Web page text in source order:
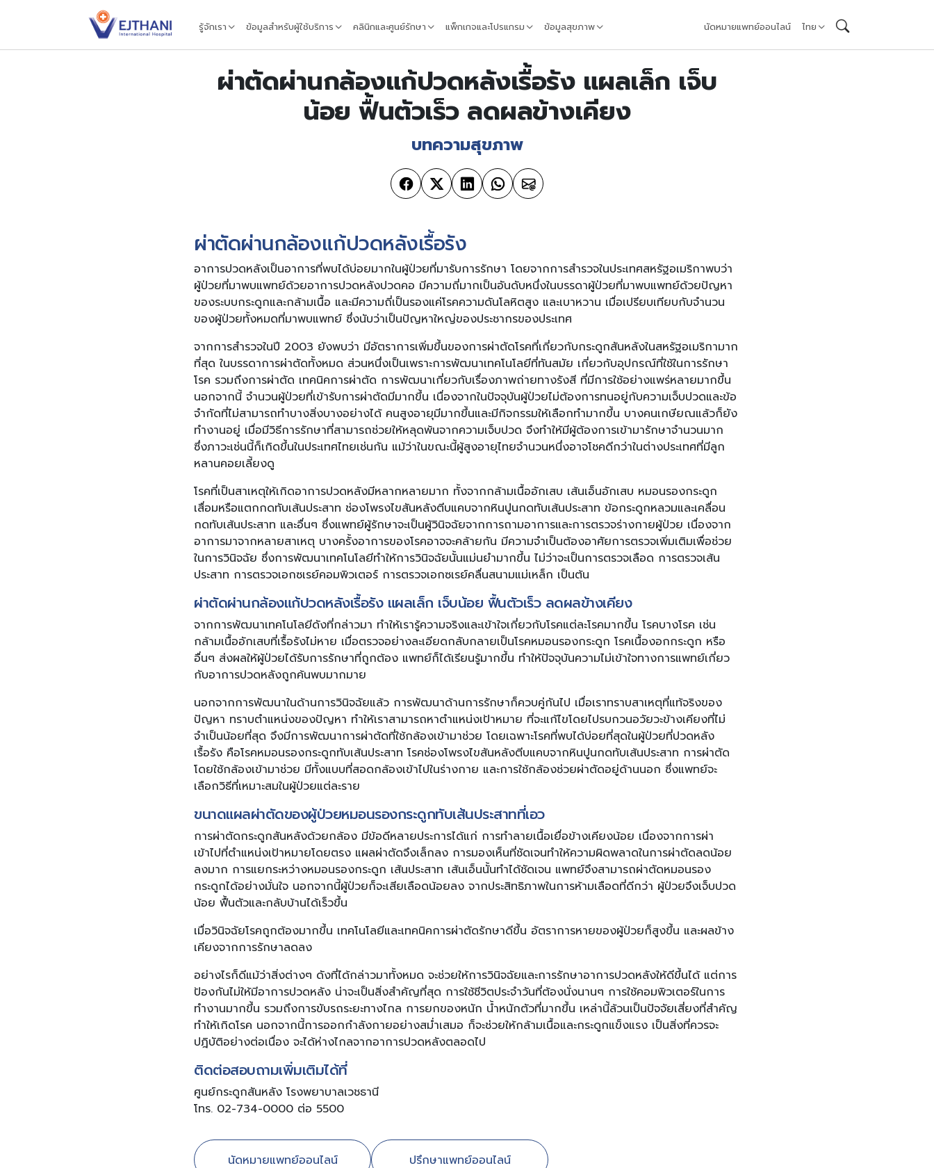
รู้จักเรา ข้อมูลสำหรับผู้ใช้บริการ คลินิกและศูนย์รักษา แพ็กเกจและโปรแกรม ข้อมูลสุขภาพ นัดหมายแพทย์ออนไลน์ ไทย
ผ่าตัดผ่านกล้องแก้ปวดหลังเรื้อรัง แผลเล็ก เจ็บ
น้อย ฟื้นตัวเร็ว ลดผลข้างเคียง
บทความสุขภาพ
ผ่าตัดผ่านกล้องแก้ปวดหลังเรื้อรัง
อาการปวดหลังเป็นอาการที่พบได้บ่อยมากในผู้ป่วยที่มารับการรักษา โดยจากการสำรวจในประเทศสหรัฐอเมริกาพบว่า
ผู้ป่วยที่มาพบแพทย์ด้วยอาการปวดหลังปวดคอ มีความถี่มากเป็นอันดับหนึ่งในบรรดาผู้ป่วยที่มาพบแพทย์ด้วยปัญหา
ของระบบกระดูกและกล้ามเนื้อ และมีความถี่เป็นรองแค่โรคความดันโลหิตสูง และเบาหวาน เมื่อเปรียบเทียบกับจำนวน
ของผู้ป่วยทั้งหมดที่มาพบแพทย์ ซึ่งนับว่าเป็นปัญหาใหญ่ของประชากรของประเทศ
จากการสำรวจในปี 2003 ยังพบว่า มีอัตราการเพิ่มขึ้นของการผ่าตัดโรคที่เกี่ยวกับกระดูกสันหลังในสหรัฐอเมริกามาก
ที่สุด ในบรรดาการผ่าตัดทั้งหมด ส่วนหนึ่งเป็นเพราะการพัฒนาเทคโนโลยีที่ทันสมัย เกี่ยวกับอุปกรณ์ที่ใช้ในการรักษา
โรค รวมถึงการผ่าตัด เทคนิคการผ่าตัด การพัฒนาเกี่ยวกับเรื่องภาพถ่ายทางรังสี ที่มีการใช้อย่างแพร่หลายมากขึ้น
นอกจากนี้ จำนวนผู้ป่วยที่เข้ารับการผ่าตัดมีมากขึ้น เนื่องจากในปัจจุบันผู้ป่วยไม่ต้องการทนอยู่กับความเจ็บปวดและข้อ
จำกัดที่ไม่สามารถทำบางสิ่งบางอย่างได้ คนสูงอายุมีมากขึ้นและมีกิจกรรมให้เลือกทำมากขึ้น บางคนเกษียณแล้วก็ยัง
ทำงานอยู่ เมื่อมีวิธีการรักษาที่สามารถช่วยให้หลุดพ้นจากความเจ็บปวด จึงทำให้มีผู้ต้องการเข้ามารักษาจำนวนมาก
ซึ่งภาวะเช่นนี้ก็เกิดขึ้นในประเทศไทยเช่นกัน แม้ว่าในขณะนี้ผู้สูงอายุไทยจำนวนหนึ่งอาจโชคดีกว่าในต่างประเทศที่มีลูก
หลานคอยเลี้ยงดู
โรคที่เป็นสาเหตุให้เกิดอาการปวดหลังมีหลากหลายมาก ทั้งจากกล้ามเนื้ออักเสบ เส้นเอ็นอักเสบ หมอนรองกระดูก
เสื่อมหรือแตกกดทับเส้นประสาท ช่องโพรงไขสันหลังตีบแคบจากหินปูนกดทับเส้นประสาท ข้อกระดูกหลวมและเคลื่อน
กดทับเส้นประสาท และอื่นๆ ซึ่งแพทย์ผู้รักษาจะเป็นผู้วินิจฉัยจากการถามอาการและการตรวจร่างกายผู้ป่วย เนื่องจาก
อาการมาจากหลายสาเหตุ บางครั้งอาการของโรคอาจจะคล้ายกัน มีความจำเป็นต้องอาศัยการตรวจเพิ่มเติมเพื่อช่วย
ในการวินิจฉัย ซึ่งการพัฒนาเทคโนโลยีทำให้การวินิจฉัยนั้นแม่นยำมากขึ้น ไม่ว่าจะเป็นการตรวจเลือด การตรวจเส้น
ประสาท การตรวจเอกซเรย์คอมพิวเตอร์ การตรวจเอกซเรย์คลื่นสนามแม่เหล็ก เป็นต้น
ผ่าตัดผ่านกล้องแก้ปวดหลังเรื้อรัง แผลเล็ก เจ็บน้อย ฟื้นตัวเร็ว ลดผลข้างเคียง
จากการพัฒนาเทคโนโลยีดังที่กล่าวมา ทำให้เรารู้ความจริงและเข้าใจเกี่ยวกับโรคแต่ละโรคมากขึ้น โรคบางโรค เช่น
กล้ามเนื้ออักเสบที่เรื้อรังไม่หาย เมื่อตรวจอย่างละเอียดกลับกลายเป็นโรคหมอนรองกระดูก โรคเนื้องอกกระดูก หรือ
อื่นๆ ส่งผลให้ผู้ป่วยได้รับการรักษาที่ถูกต้อง แพทย์ก็ได้เรียนรู้มากขึ้น ทำให้ปัจจุบันความไม่เข้าใจทางการแพทย์เกี่ยว
กับอาการปวดหลังถูกค้นพบมากมาย
นอกจากการพัฒนาในด้านการวินิจฉัยแล้ว การพัฒนาด้านการรักษาก็ควบคู่กันไป เมื่อเราทราบสาเหตุที่แท้จริงของ
ปัญหา ทราบตำแหน่งของปัญหา ทำให้เราสามารถหาตำแหน่งเป้าหมาย ที่จะแก้ไขโดยไปรบกวนอวัยวะข้างเคียงที่ไม่
จำเป็นน้อยที่สุด จึงมีการพัฒนาการผ่าตัดที่ใช้กล้องเข้ามาช่วย โดยเฉพาะโรคที่พบได้บ่อยที่สุดในผู้ป่วยที่ปวดหลัง
เรื้อรัง คือโรคหมอนรองกระดูกทับเส้นประสาท โรคช่องโพรงไขสันหลังตีบแคบจากหินปูนกดทับเส้นประสาท การผ่าตัด
โดยใช้กล้องเข้ามาช่วย มีทั้งแบบที่สอดกล้องเข้าไปในร่างกาย และการใช้กล้องช่วยผ่าตัดอยู่ด้านนอก ซึ่งแพทย์จะ
เลือกวิธีที่เหมาะสมในผู้ป่วยแต่ละราย
ขนาดแผลผ่าตัดของผู้ป่วยหมอนรองกระดูกทับเส้นประสาทที่เอว
การผ่าตัดกระดูกสันหลังด้วยกล้อง มีข้อดีหลายประการได้แก่ การทำลายเนื้อเยื่อข้างเคียงน้อย เนื่องจากการผ่า
เข้าไปที่ตำแหน่งเป้าหมายโดยตรง แผลผ่าตัดจึงเล็กลง การมองเห็นที่ชัดเจนทำให้ความผิดพลาดในการผ่าตัดลดน้อย
ลงมาก การแยกระหว่างหมอนรองกระดูก เส้นประสาท เส้นเอ็นนั้นทำได้ชัดเจน แพทย์จึงสามารถผ่าตัดหมอนรอง
กระดูกได้อย่างมั่นใจ นอกจากนี้ผู้ป่วยก็จะเสียเลือดน้อยลง จากประสิทธิภาพในการห้ามเลือดที่ดีกว่า ผู้ป่วยจึงเจ็บปวด
น้อย ฟื้นตัวและกลับบ้านได้เร็วขึ้น
เมื่อวินิจฉัยโรคถูกต้องมากขึ้น เทคโนโลยีและเทคนิคการผ่าตัดรักษาดีขึ้น อัตราการหายของผู้ป่วยก็สูงขึ้น และผลข้าง
เคียงจากการรักษาลดลง
อย่างไรก็ดีแม้ว่าสิ่งต่างๆ ดังที่ได้กล่าวมาทั้งหมด จะช่วยให้การวินิจฉัยและการรักษาอาการปวดหลังให้ดีขึ้นได้ แต่การ
ป้องกันไม่ให้มีอาการปวดหลัง น่าจะเป็นสิ่งสำคัญที่สุด การใช้ชีวิตประจำวันที่ต้องนั่งนานๆ การใช้คอมพิวเตอร์ในการ
ทำงานมากขึ้น รวมถึงการขับรถระยะทางไกล การยกของหนัก น้ำหนักตัวที่มากขึ้น เหล่านี้ล้วนเป็นปัจจัยเสี่ยงที่สำคัญ
ทำให้เกิดโรค นอกจากนี้การออกกำลังกายอย่างสม่ำเสมอ ก็จะช่วยให้กล้ามเนื้อและกระดูกแข็งแรง เป็นสิ่งที่ควรจะ
ปฎิบัติอย่างต่อเนื่อง จะได้ห่างไกลจากอาการปวดหลังตลอดไป
ติดต่อสอบถามเพิ่มเติมได้ที่
ศูนย์กระดูกสันหลัง โรงพยาบาลเวชธานี
โทร. 02-734-0000 ต่อ 5500
นัดหมายแพทย์ออนไลน์ ปรึกษาแพทย์ออนไลน์